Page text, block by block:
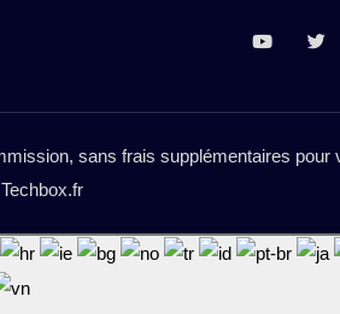
sans frais supplémentaires pour